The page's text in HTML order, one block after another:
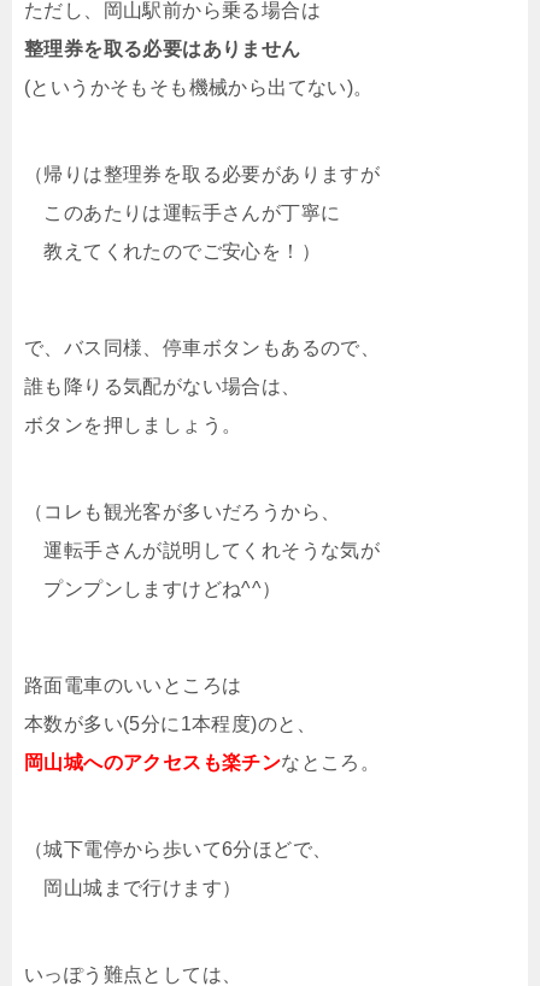
ただし、岡山駅前から乗る場合は
整理券を取る必要はありません
(というかそもそも機械から出てない)。
（帰りは整理券を取る必要がありますが
このあたりは運転手さんが丁寧に
教えてくれたのでご安心を！）
で、バス同様、停車ボタンもあるので、
誰も降りる気配がない場合は、
ボタンを押しましょう。
（コレも観光客が多いだろうから、
運転手さんが説明してくれそうな気が
プンプンしますけどね^^）
路面電車のいいところは
本数が多い(5分に1本程度)のと、
岡山城へのアクセスも楽チンなところ。
（城下電停から歩いて6分ほどで、
岡山城まで行けます）
いっぽう難点としては、